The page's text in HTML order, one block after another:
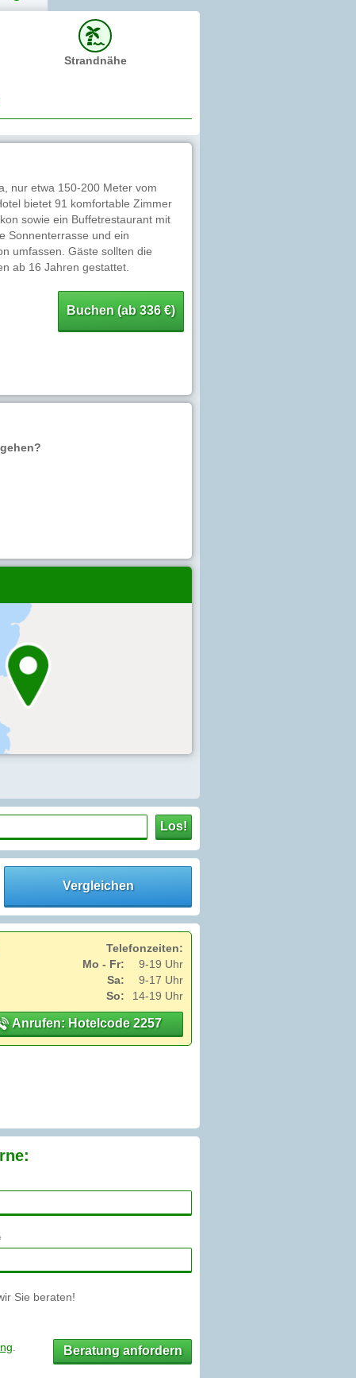
Strandnähe
nur etwa 150-200 Meter vom
bietet 91 komfortable Zimmer
sowie ein Buffetrestaurant mit
Sonnenterrasse und ein
umfassen. Gäste sollten die
ab 16 Jahren gestattet.
Buchen (ab 336 €)
Los!
Vergleichen
Telefonzeiten:
Mo - Fr:
9-19 Uhr
Sa:
9-17 Uhr
So:
14-19 Uhr
Anrufen: Hotelcode 2257
Sie beraten!
Beratung anfordern